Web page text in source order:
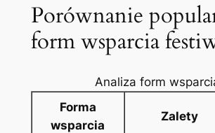
Porównanie
form wsparcia
Analiza form
Forma
wsparcia
Zalety